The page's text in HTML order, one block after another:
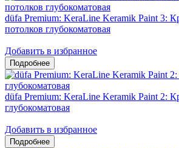
düfa Premium: KeraLine Keramik Paint 3:
потолков глубокоматовая
Добавить в избранное
düfa Premium: KeraLine Keramik Paint 2:
глубокоматовая
Добавить в избранное